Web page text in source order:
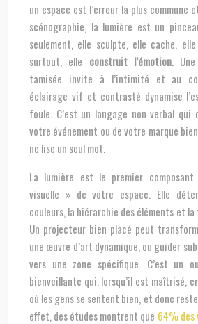
un espace est l’erreur la plus commune
scénographie, la lumière est un
seulement, elle sculpte, elle cache,
surtout, elle construit l’émotion.
tamisée invite à l’intimité et au
éclairage vif et contrasté dynamise
foule. C’est un langage non verbal qui
votre événement ou de votre marque
ne lise un seul mot.
La lumière est le premier
visuelle » de votre espace. Elle
couleurs, la hiérarchie des éléments et
Un projecteur bien placé peut
une œuvre d’art dynamique, ou guider
vers une zone spécifique. C’est un
bienveillante qui, lorsqu’il est maîtrisé,
où les gens se sentent bien, et donc
effet, des études montrent que 64%